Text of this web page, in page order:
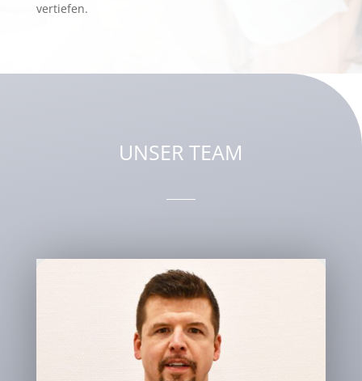
vertiefen.
UNSER TEAM